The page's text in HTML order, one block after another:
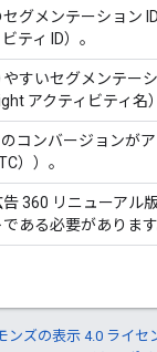
グメンテーション
ティ ID）。
すいセグメンテー
アクティビティ名
コンバージョンが
））。
360 リニューアル
ある必要があります
ンズの表示 4.0 ライセ